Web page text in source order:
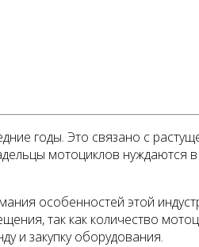
годы. Это связано с
мотоциклов нуждаются
особенностей этой
так как количество
и закупку оборудования.